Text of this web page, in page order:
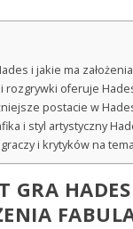
i jakie ma
rozgrywki oferuje
postacie w
i styl artystyczny
i krytyków na
GRA